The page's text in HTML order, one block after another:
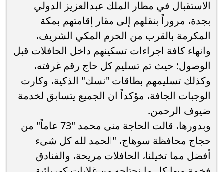
الاستقبال في مطار الملك عبدالعزيز الدولي
بجدة، مروراً بنقلهم إلى مقار إقامتهم بمكة
المكرمة بالقرب من الحرم المكي الشريف،
وانهاء كافة اجراءات تسكينهم داخل الحافلات قبل
الوصول؛ حيث تم تسليم كل حاج رقم غرفته،
وكذلك تسليمهم بطاقات "نسك" الذكية، وكارت
الوجبات الجافة، مؤكداً ان الجميع يتسابق لخدمة
ضيوف الرحمن.
وبدورها، قالت الحاجة منى محمد "73 عاماً" من
حجاج محافظة سوهاج، "الحمد لله كل شىء
أفضل مما تخيلنا، الحافلات مريحة، والفنادق